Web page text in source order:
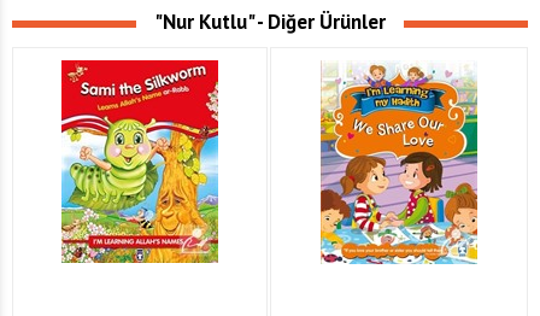
"Nur Kutlu" - Diğer Ürünler